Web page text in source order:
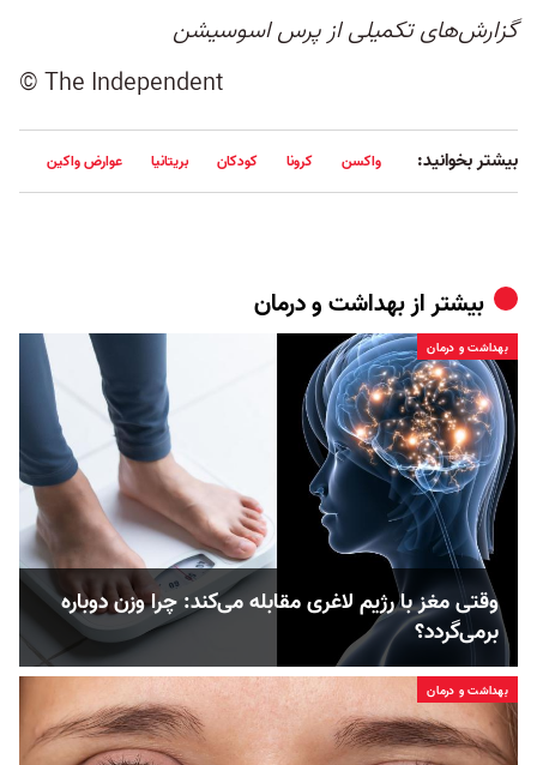
گزارش‌های تکمیلی از پرس اسوسیشن
© The Independent
بیشتر بخوانید: واکسن کرونا کودکان بریتانیا عوارض واکین
بیشتر ازبهداشت و درمان
بهداشت و درمان
وقتی مغز با رژیم لاغری مقابله می‌کند: چرا وزن دوباره
برمی‌گردد؟
بهداشت و درمان